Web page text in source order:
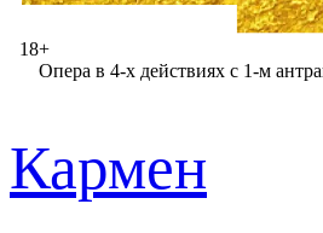
Опера в 4-х действиях с 1-м
18+
Кармен